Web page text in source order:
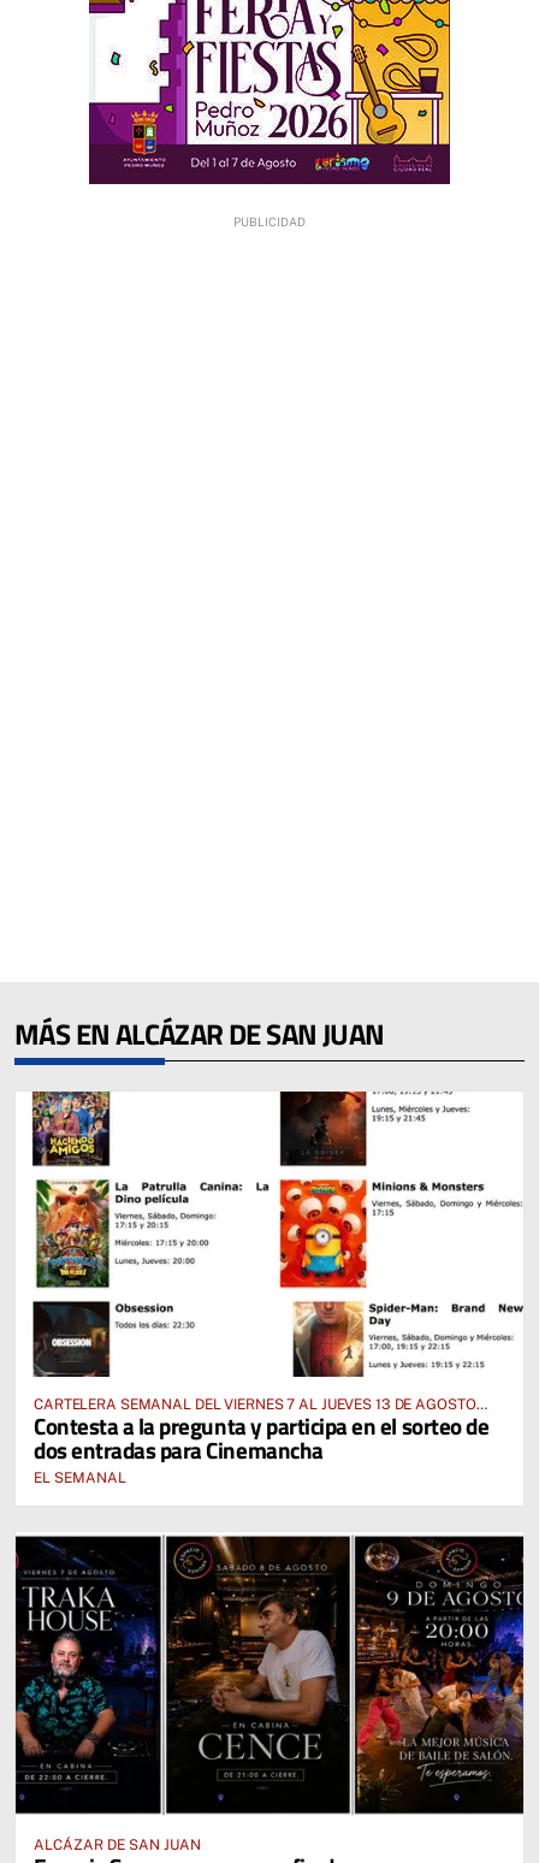
MÁS EN ALCÁZAR DE SAN JUAN
CARTELERA SEMANAL DEL VIERNES 7 AL JUEVES 13 DE AGOSTO
2026
Contesta a la pregunta y participa en el sorteo de
dos entradas para Cinemancha
EL SEMANAL
ALCÁZAR DE SAN JUAN